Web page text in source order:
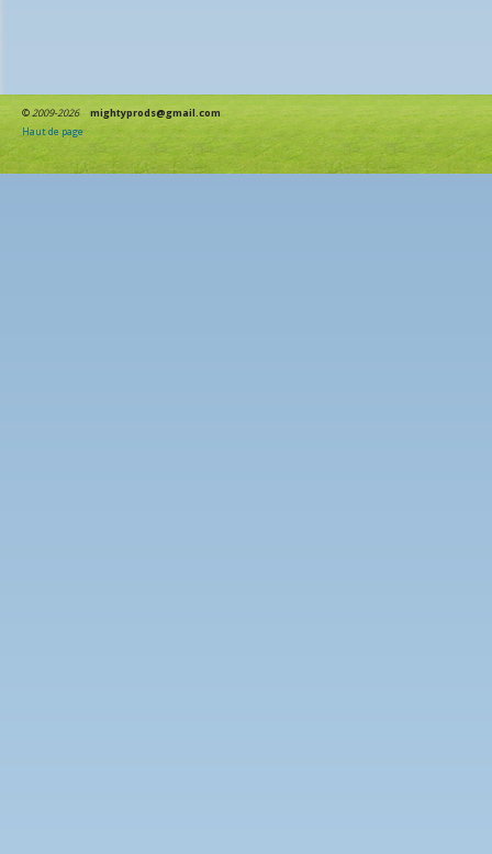
©2009-2026
mightyprods@gmail.com
Haut de page